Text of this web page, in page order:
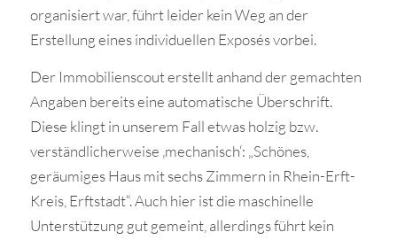
organisiert war, führt leider kein Weg an der
Erstellung eines individuellen Exposés vorbei.
Der Immobilienscout erstellt anhand der gemachten
Angaben bereits eine automatische Überschrift.
Diese klingt in unserem Fall etwas holzig bzw.
verständlicherweise ‚mechanisch‘: „Schönes,
geräumiges Haus mit sechs Zimmern in Rhein-Erft-
Kreis, Erftstadt“. Auch hier ist die maschinelle
Unterstützung gut gemeint, allerdings führt kein